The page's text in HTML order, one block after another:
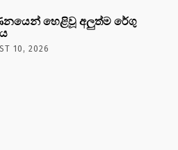
හෙළිවූ අලුත්ම රේගු
10, 2026